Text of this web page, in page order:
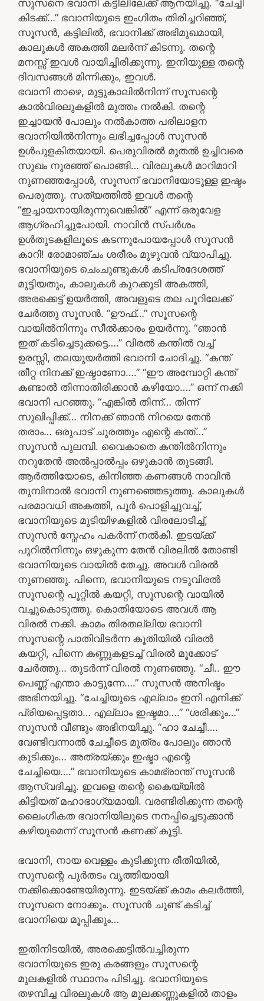
സൂസനെ ഭവാനി കട്ടിലിലേക്ക് ആനയിച്ചു. “ചേച്ചി
കിടക്ക്…” ഭവാനിയുടെ ഇംഗിതം തിരിച്ചറിഞ്ഞ്,
സൂസൻ, കട്ടിലിൽ, ഭവാനിക്ക് അഭിമുഖമായി,
കാലുകൾ അകത്തി മലർന്ന് കിടന്നു. തന്റെ
മനസ്സ് ഇവൾ വായിച്ചിരിക്കുന്നു. ഇനിയുള്ള തന്റെ
ദിവസങ്ങൾ മിന്നിക്കും, ഇവൾ.
ഭവാനി താഴെ, മുട്ടുകാലിൽനിന്ന് സൂസന്റെ
കാൽവിരലുകളിൽ മുത്തം നൽകി. തന്റെ
ഇച്ചായൻ പോലും നൽകാത്ത പരിലാളന
ഭവാനിയിൽനിന്നും ലഭിച്ചപ്പോൾ സൂസൻ
ഉൾപുളകിതയായി. പെരുവിരൽ മുതൽ ഉച്ചിവരെ
സുഖം നുരഞ്ഞ് പൊങ്ങി… വിരലുകൾ മാറിമാറി
നുണഞ്ഞപ്പോൾ, സൂസന് ഭവാനിയോടുള്ള ഇഷ്ടം
പെരുത്തു. സത്യത്തിൽ ഇവൾ തന്റെ
“ഇച്ചായനായിരുന്നുവെങ്കിൽ” എന്ന് ഒരുവേള
ആഗ്രഹിച്ചുപോയി. നാവിൻ സ്പർശം
ഉൾതുടകളിലൂടെ കടന്നുപോയപ്പോൾ സൂസൻ
കാറി! രോമാഞ്ചം ശരീരം മുഴുവൻ വ്യാപിച്ചു.
ഭവാനിയുടെ ചെംചുണ്ടുകൾ കടിപ്രദേശത്ത്
മുട്ടിയതും, കാലുകൾ കുറക്കൂടി അകത്തി,
അരക്കെട്ട് ഉയർത്തി, അവളുടെ തല പൂറിലേക്ക്
ചേർത്തു സൂസൻ. “ഊഫ്…” സൂസന്റെ
വായിൽനിന്നും സീൽക്കാരം ഉയർന്നു. “ഞാൻ
ഇത് കടിച്ചെടുക്കട്ടെ….” വിരൽ കന്തിൽ വച്ച്
ഉരസ്സി, തലയുയർത്തി ഭവാനി ചോദിച്ചു. “കന്ത്
തീറ്റ നിനക്ക് ഇഷ്ടാണോ….” “ഈ അമ്പോറ്റി കന്ത്
കണ്ടാൽ തിന്നാതിരിക്കാൻ കഴിയോ….” ഒന്ന് നക്കി
ഭവാനി പറഞ്ഞു. “എങ്കിൽ തിന്ന്… തിന്ന്
സുഖിപ്പിക്ക്… നിനക്ക് ഞാൻ നിറയെ തേൻ
തരാം… ഒരുപാട് ചുരത്തും എന്റെ കന്ത്…”
സൂസൻ പുലമ്പി. വൈകാതെ കന്തിൽനിന്നും
നറുതേൻ അൽപ്പാൽപ്പം ഒഴുകാൻ തുടങ്ങി.
ആർത്തിയോടെ, കിനിഞ്ഞ കണങ്ങൾ നാവിൻ
തുമ്പിനാൽ ഭവാനി നുണഞ്ഞെടുത്തു. കാലുകൾ
പരമാവധി അകത്തി, പൂർ പൊളിച്ചുവച്ച്,
ഭവാനിയുടെ മുടിയിഴകളിൽ വിരലോടിച്ച്,
സൂസൻ സ്നേഹം പകർന്ന് നൽകി. ഇടയ്ക്ക്
പൂറിൽനിന്നും ഒഴുകുന്ന തേൻ വിരലിൽ തോണ്ടി
ഭവാനിയുടെ വായിൽ തേച്ചു. അവൾ വിരൽ
നുണഞ്ഞു. പിന്നെ, ഭവാനിയുടെ നടുവിരൽ
സൂസന്റെ പൂറ്റിൽ കയറ്റി, സൂസന്റെ വായിൽ
വച്ചുകൊടുത്തു. കൊതിയോടെ അവൾ ആ
വിരൽ നക്കി. കാമം തിരതല്ലിയ ഭവാനി
സൂസന്റെ പാതിവിടർന്ന കൂതിയിൽ വിരൽ
കയറ്റി, പിന്നെ കണ്ണുകളടച്ച് വിരൽ മൂക്കോട്
ചേർത്തു… തുടർന്ന് വിരൽ നുണഞ്ഞു. “ചീ.. ഈ
പെണ്ണ് എന്താ കാട്ടുന്നേ….” സൂസൻ അനിഷ്ടം
അഭിനയിച്ചു. “ചേച്ചിയുടെ എല്ലാം ഇനി എനിക്ക്
പ്രിയപ്പെട്ടതാ… എല്ലാം ഇഷ്ടമാ….” “ശരിക്കും…”
സൂസൻ വീണ്ടും അഭിനയിച്ചു. “ഹാ ചേച്ചീ….
വേണ്ടിവന്നാൽ ചേച്ചീടെ മൂത്രം പോലും ഞാൻ
കുടിക്കും… അത്രയ്ക്കും ഇഷ്ടാ എന്റെ
ചേച്ചിയെ….” ഭവാനിയുടെ കാമഭ്രാന്ത് സൂസൻ
ആസ്വദിച്ചു. ഇവളെ തന്റെ കൈയ്യിൽ
കിട്ടിയത് മഹാഭാഗ്യമായി. വരണ്ടിരിക്കുന്ന തന്റെ
ലൈംഗീകത ഭവാനിയിലൂടെ നനപ്പിച്ചെടുക്കാൻ
കഴിയുമെന്ന് സൂസൻ കണക്ക് കൂട്ടി.
ഭവാനി, നായ വെള്ളം കുടിക്കുന്ന രീതിയിൽ,
സൂസന്റെ പൂർതടം വൃത്തിയായി
നക്കിക്കൊണ്ടേയിരുന്നു. ഇടയ്ക്ക് കാമം കലർത്തി,
സൂസനെ നോക്കും. സൂസൻ ചുണ്ട് കടിച്ച്
ഭവാനിയെ മൂപ്പിക്കും…
ഇതിനിടയിൽ, അരക്കെട്ടിൽവച്ചിരുന്ന
ഭവാനിയുടെ ഇരു കരങ്ങളും സൂസന്റെ
മുലകളിൽ സ്ഥാനം പിടിച്ചു. ഭവാനിയുടെ
തഴമ്പിച്ച വിരലുകൾ ആ മുലക്കണ്ണുകളിൽ താളം